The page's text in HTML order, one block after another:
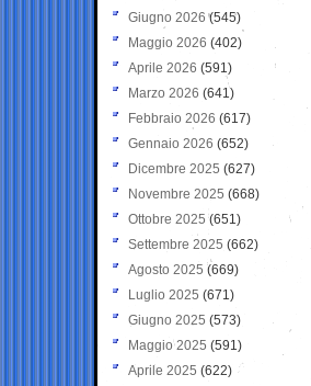
Giugno 2026 (545)
Maggio 2026 (402)
Aprile 2026 (591)
Marzo 2026 (641)
Febbraio 2026 (617)
Gennaio 2026 (652)
Dicembre 2025 (627)
Novembre 2025 (668)
Ottobre 2025 (651)
Settembre 2025 (662)
Agosto 2025 (669)
Luglio 2025 (671)
Giugno 2025 (573)
Maggio 2025 (591)
Aprile 2025 (622)